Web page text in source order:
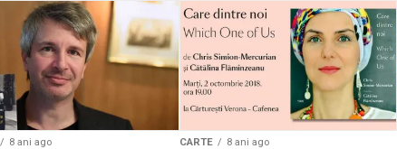
8 ani ago CARTE 8 ani ago